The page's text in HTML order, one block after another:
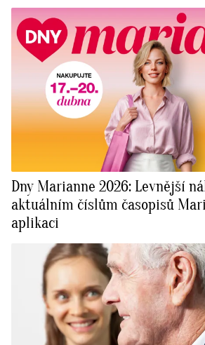
Dny Marianne 2026: Levnější
aktuálním číslům časopisů
aplikaci